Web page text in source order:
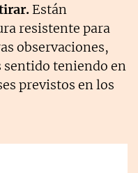
Están
resistente para
observaciones,
sentido teniendo en
previstos en los